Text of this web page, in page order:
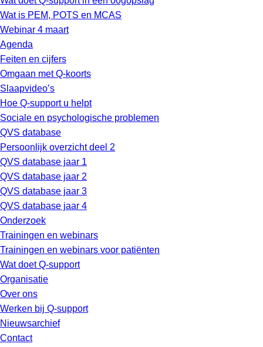
Wat is PEM, POTS en MCAS
Webinar 4 maart
Agenda
Feiten en cijfers
Omgaan met Q-koorts
Slaapvideo’s
Hoe Q-support u helpt
Sociale en psychologische problemen
QVS database
Persoonlijk overzicht deel 2
QVS database jaar 1
QVS database jaar 2
QVS database jaar 3
QVS database jaar 4
Onderzoek
Trainingen en webinars
Trainingen en webinars voor patiënten
Wat doet Q-support
Organisatie
Over ons
Werken bij Q-support
Nieuwsarchief
Contact